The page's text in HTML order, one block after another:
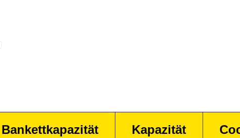
Bankettkapazität
Kapazität